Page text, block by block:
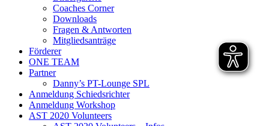
Coaches Corner
Downloads
Fragen & Antworten
Mitgliedsanträge
Förderer
ONE TEAM
Partner
Danny’s PT-Lounge SPL
Anmeldung Schiedsrichter
Anmeldung Workshop
AST 2020 Volunteers